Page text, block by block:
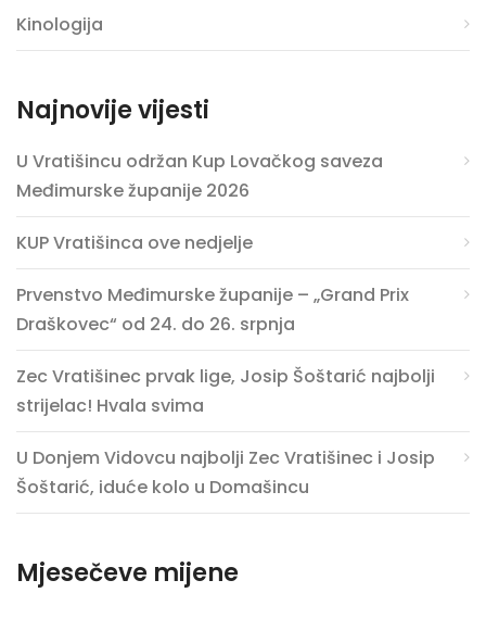
Kinologija
Najnovije vijesti
U Vratišincu održan Kup Lovačkog saveza
Međimurske županije 2026
KUP Vratišinca ove nedjelje
Prvenstvo Međimurske županije – „Grand Prix
Draškovec“ od 24. do 26. srpnja
Zec Vratišinec prvak lige, Josip Šoštarić najbolji
strijelac! Hvala svima
U Donjem Vidovcu najbolji Zec Vratišinec i Josip
Šoštarić, iduće kolo u Domašincu
Mjesečeve mijene